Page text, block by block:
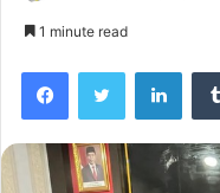
1 minute read